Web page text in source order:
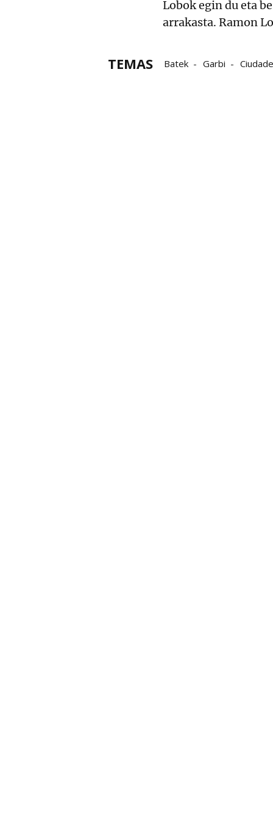
Lobok egin du eta
arrakasta. Ramon
TEMAS Batek Garbi